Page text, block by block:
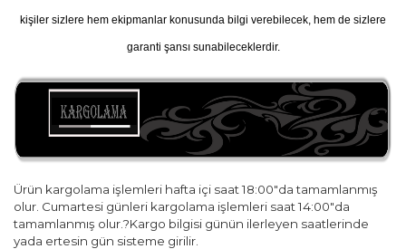
kişiler sizlere hem ekipmanlar konusunda bilgi verebilecek, hem de sizlere
garanti şansı sunabileceklerdir.
Ürün kargolama işlemleri hafta içi saat 18:00"da tamamlanmış
olur. Cumartesi günleri kargolama işlemleri saat 14:00"da
tamamlanmış olur.?Kargo bilgisi günün ilerleyen saatlerinde
yada ertesin gün sisteme girilir.